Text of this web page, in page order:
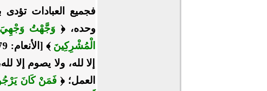
فجميع العبادات تؤدى
وحده، ﴿ وَجَّهْتُ وَجْهِيَ
الْمُشْرِكِينَ
إلا لله، ولا يصوم إلا
العمل؛ ﴿ فَمَنْ كَانَ